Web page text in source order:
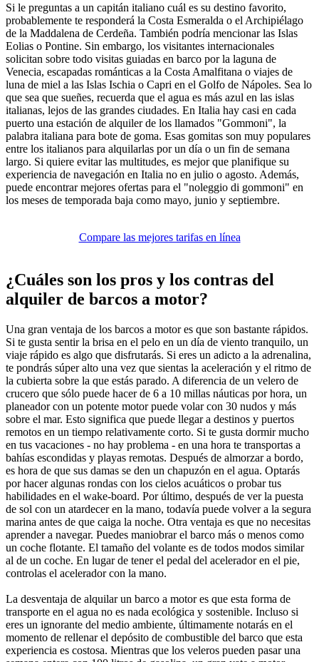
Si le preguntas a un capitán italiano cuál es su destino favorito,
probablemente te responderá la Costa Esmeralda o el Archipiélago
de la Maddalena de Cerdeña. También podría mencionar las Islas
Eolias o Pontine. Sin embargo, los visitantes internacionales
solicitan sobre todo visitas guiadas en barco por la laguna de
Venecia, escapadas románticas a la Costa Amalfitana o viajes de
luna de miel a las Islas Ischia o Capri en el Golfo de Nápoles. Sea lo
que sea que sueñes, recuerda que el agua es más azul en las islas
italianas, lejos de las grandes ciudades. En Italia hay casi en cada
puerto una estación de alquiler de los llamados "Gommoni", la
palabra italiana para bote de goma. Esas gomitas son muy populares
entre los italianos para alquilarlas por un día o un fin de semana
largo. Si quiere evitar las multitudes, es mejor que planifique su
experiencia de navegación en Italia no en julio o agosto. Además,
puede encontrar mejores ofertas para el "noleggio di gommoni" en
los meses de temporada baja como mayo, junio y septiembre.
Compare las mejores tarifas en línea
¿Cuáles son los pros y los contras del
alquiler de barcos a motor?
Una gran ventaja de los barcos a motor es que son bastante rápidos.
Si te gusta sentir la brisa en el pelo en un día de viento tranquilo, un
viaje rápido es algo que disfrutarás. Si eres un adicto a la adrenalina,
te pondrás súper alto una vez que sientas la aceleración y el ritmo de
la cubierta sobre la que estás parado. A diferencia de un velero de
crucero que sólo puede hacer de 6 a 10 millas náuticas por hora, un
planeador con un potente motor puede volar con 30 nudos y más
sobre el mar. Esto significa que puede llegar a destinos y puertos
remotos en un tiempo relativamente corto. Si te gusta dormir mucho
en tus vacaciones - no hay problema - en una hora te transportas a
bahías escondidas y playas remotas. Después de almorzar a bordo,
es hora de que sus damas se den un chapuzón en el agua. Optarás
por hacer algunas rondas con los cielos acuáticos o probar tus
habilidades en el wake-board. Por último, después de ver la puesta
de sol con un atardecer en la mano, todavía puede volver a la segura
marina antes de que caiga la noche. Otra ventaja es que no necesitas
aprender a navegar. Puedes maniobrar el barco más o menos como
un coche flotante. El tamaño del volante es de todos modos similar
al de un coche. En lugar de tener el pedal del acelerador en el pie,
controlas el acelerador con la mano.
La desventaja de alquilar un barco a motor es que esta forma de
transporte en el agua no es nada ecológica y sostenible. Incluso si
eres un ignorante del medio ambiente, últimamente notarás en el
momento de rellenar el depósito de combustible del barco que esta
experiencia es costosa. Mientras que los veleros pueden pasar una